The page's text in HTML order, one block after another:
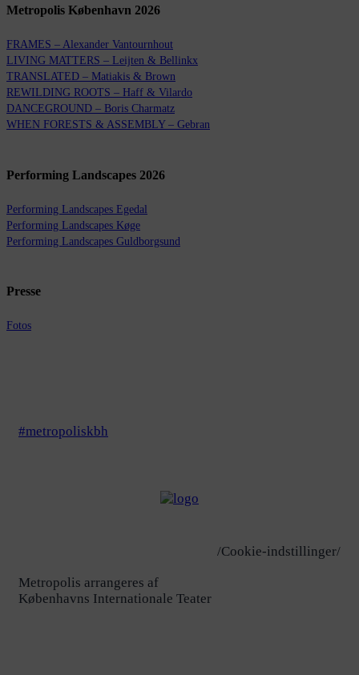
Metropolis København 2026
FRAMES – Alexander Vantournhout
LIVING MATTERS – Leijten & Bellinkx
TRANSLATED – Matiakis & Brown
REWILDING ROOTS – Haff & Vilardo
DANCEGROUND – Boris Charmatz
WHEN FORESTS & ASSEMBLY – Gebran
Performing Landscapes 2026
Performing Landscapes Egedal
Performing Landscapes Køge
Performing Landscapes Guldborgsund
Presse
Fotos
#metropoliskbh
/Cookie-indstillinger/
Metropolis arrangeres af
Københavns Internationale Teater